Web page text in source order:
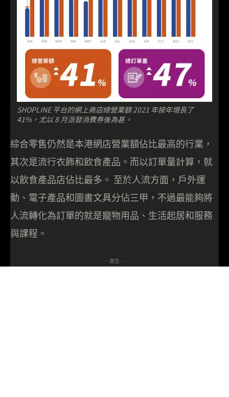
SHOPLINE 平台的網上商店總營業額 2021 年按年增長了
41%，尤以 8 月派發消費券後為甚。
綜合零售仍然是本港網店營業額佔比最高的行業，
其次是流行衣飾和飲食產品。而以訂單量計算，就
以飲食產品店佔比最多。 至於人流方面，戶外運
動、電子產品和圖書文具分佔三甲，不過最能夠將
人流轉化為訂單的就是寵物用品、生活起居和服務
與課程。
- 廣告 -